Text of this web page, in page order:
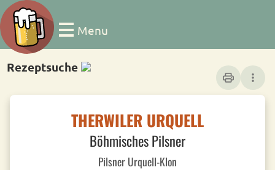
Menu
Rezeptsuche
print more_vert
THERWILER URQUELL
Böhmisches Pilsner
Pilsner Urquell-Klon